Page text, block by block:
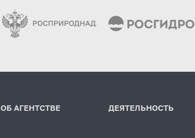
ОБ АГЕНТСТВЕ ДЕЯТЕЛЬНОСТЬ